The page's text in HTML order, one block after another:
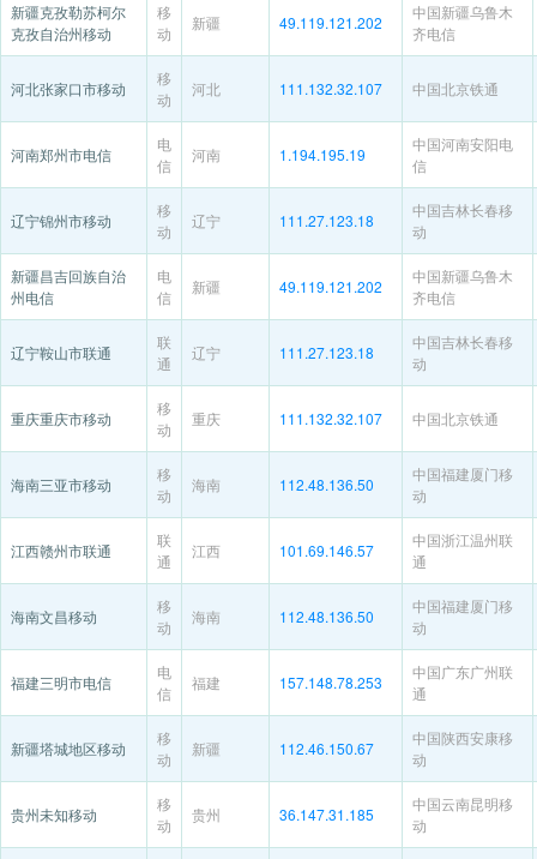
新疆克孜勒苏柯尔
克孜自治州移动
移
动
新疆 49.119.121.202
中国新疆乌鲁木
齐电信
河北张家口市移动
移
动
河北 111.132.32.107 中国北京铁通
河南郑州市电信
电
信
河南 1.194.195.19
中国河南安阳电
信
辽宁锦州市移动
移
动
辽宁 111.27.123.18
中国吉林长春移
动
新疆昌吉回族自治
州电信
电
信
新疆 49.119.121.202
中国新疆乌鲁木
齐电信
辽宁鞍山市联通
联
通
辽宁 111.27.123.18
中国吉林长春移
动
重庆重庆市移动
移
动
重庆 111.132.32.107 中国北京铁通
海南三亚市移动
移
动
海南 112.48.136.50
中国福建厦门移
动
江西赣州市联通
联
通
江西 101.69.146.57
中国浙江温州联
通
海南文昌移动
移
动
海南 112.48.136.50
中国福建厦门移
动
福建三明市电信
电
信
福建 157.148.78.253
中国广东广州联
通
新疆塔城地区移动
移
动
新疆 112.46.150.67
中国陕西安康移
动
贵州未知移动
移
动
贵州 36.147.31.185
中国云南昆明移
动